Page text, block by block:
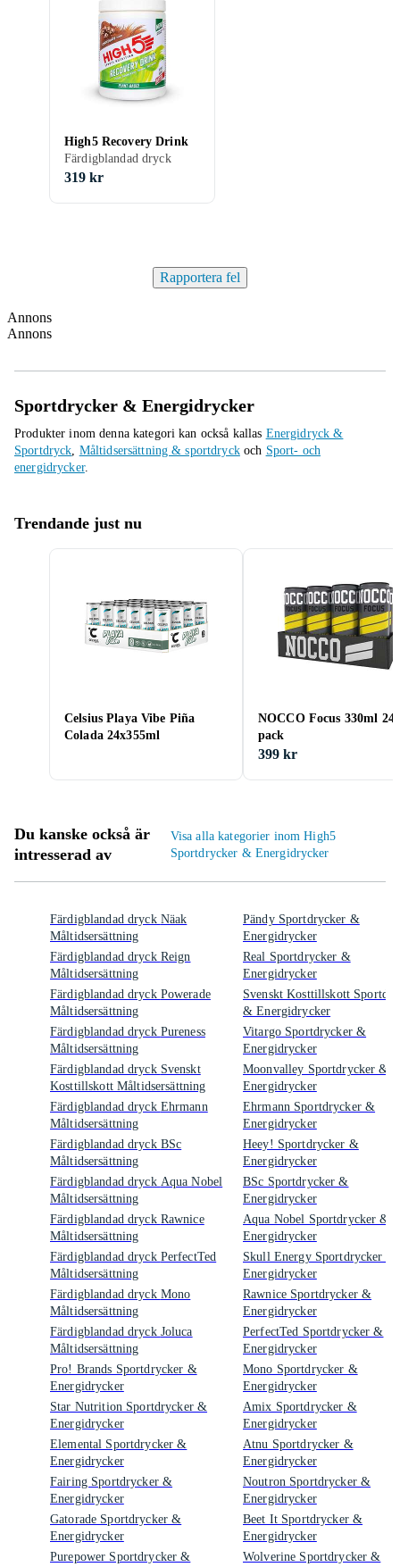
High5 Recovery Drink
Färdigblandad dryck
319 kr
Rapportera fel
Annons
Annons
Sportdrycker & Energidrycker
Produkter inom denna kategori kan också kallas Energidryck &
Sportdryck, Måltidsersättning & sportdryckoch Sport- och
energidrycker.
Trendande just nu
Celsius Playa Vibe Piña
Colada 24x355ml
NOCCO Focus 330ml 24-
pack
399 kr
Du kanske också är
intresserad av
Visa alla kategorier inom High5
Sportdrycker & Energidrycker
Färdigblandad dryck Näak
Måltidsersättning
Färdigblandad dryck Reign
Måltidsersättning
Färdigblandad dryck Powerade
Måltidsersättning
Färdigblandad dryck Pureness
Måltidsersättning
Färdigblandad dryck Svenskt
Kosttillskott Måltidsersättning
Färdigblandad dryck Ehrmann
Måltidsersättning
Färdigblandad dryck BSc
Måltidsersättning
Färdigblandad dryck Aqua Nobel
Måltidsersättning
Färdigblandad dryck Rawnice
Måltidsersättning
Färdigblandad dryck PerfectTed
Måltidsersättning
Färdigblandad dryck Mono
Måltidsersättning
Färdigblandad dryck Joluca
Måltidsersättning
Pro! Brands Sportdrycker &
Energidrycker
Star Nutrition Sportdrycker &
Energidrycker
Elemental Sportdrycker &
Energidrycker
Fairing Sportdrycker &
Energidrycker
Gatorade Sportdrycker &
Energidrycker
Purepower Sportdrycker &
Pändy Sportdrycker &
Energidrycker
Real Sportdrycker &
Energidrycker
Svenskt Kosttillskott
& Energidrycker
Vitargo Sportdrycker &
Energidrycker
Moonvalley Sportdrycker &
Energidrycker
Ehrmann Sportdrycker &
Energidrycker
Heey! Sportdrycker &
Energidrycker
BSc Sportdrycker &
Energidrycker
Aqua Nobel Sportdrycker &
Energidrycker
Skull Energy Sportdrycker &
Energidrycker
Rawnice Sportdrycker &
Energidrycker
PerfectTed Sportdrycker &
Energidrycker
Mono Sportdrycker &
Energidrycker
Amix Sportdrycker &
Energidrycker
Atnu Sportdrycker &
Energidrycker
Noutron Sportdrycker &
Energidrycker
Beet It Sportdrycker &
Energidrycker
Wolverine Sportdrycker &